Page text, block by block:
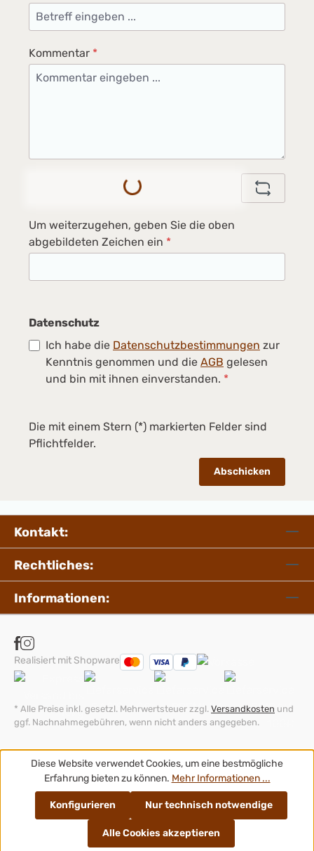
Kommentar *
Loading...
Um weiterzugehen, geben Sie die oben
abgebildeten Zeichen ein *
Datenschutz
Ich habe die Datenschutzbestimmungen zur
Kenntnis genommen und die AGB gelesen
und bin mit ihnen einverstanden. *
Die mit einem Stern (*) markierten Felder sind
Pflichtfelder.
Abschicken
Kontakt:
Rechtliches:
Informationen:
Realisiert mit Shopware
* Alle Preise inkl. gesetzl. Mehrwertsteuer zzgl. Versandkosten und
ggf. Nachnahmegebühren, wenn nicht anders angegeben.
Diese Website verwendet Cookies, um eine bestmögliche
Erfahrung bieten zu können. Mehr Informationen ...
Nur technisch notwendige
Konfigurieren
Alle Cookies akzeptieren